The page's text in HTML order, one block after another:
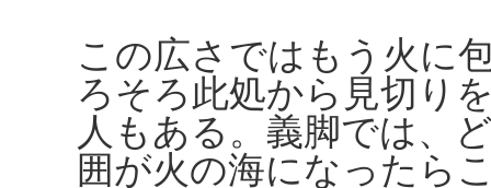
この広さではもう火に
ろそろ此処から見切り
人もある。義脚では、
囲が火の海になったら